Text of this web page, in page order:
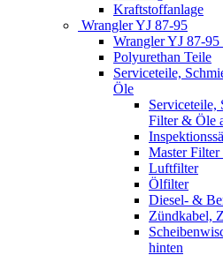
Kraftstoffanlage
Wrangler YJ 87-95
Wrangler YJ 87-95
Polyurethan Teile
Serviceteile,
Öle
Serviceteile,
Filter & Öle
Master
Luftfilter
Ölfilter
Diesel- &
Zündkabel,
hinten